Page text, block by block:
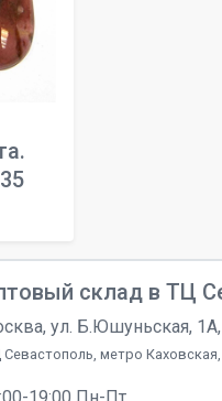
склад в ТЦ
ул. Б.Юшуньская,
Севастополь, метро